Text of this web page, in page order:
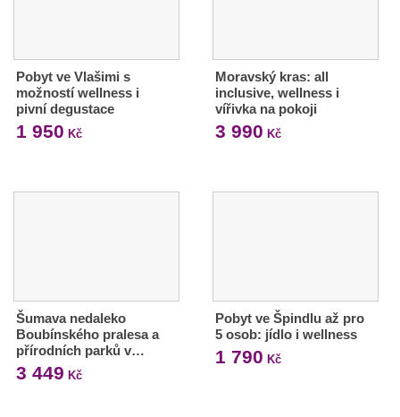
Pobyt ve Vlašimi s
možností wellness i
pivní degustace
1 950 Kč
Moravský kras: all
inclusive, wellness i
vířivka na pokoji
3 990 Kč
Šumava nedaleko
Boubínského pralesa a
přírodních parků v…
3 449 Kč
Pobyt ve Špindlu až pro
5 osob: jídlo i wellness
1 790 Kč